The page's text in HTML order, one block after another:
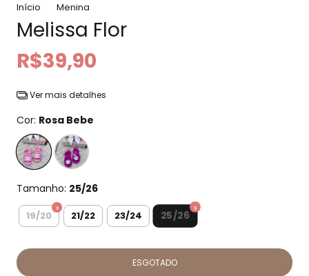
Início Menina
Melissa Flor
R$39,90
Ver mais detalhes
Cor: Rosa Bebe
Tamanho: 25/26
19/20 21/22 23/24 25/26